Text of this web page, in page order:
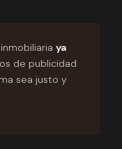
ya
de publicidad
sea justo y